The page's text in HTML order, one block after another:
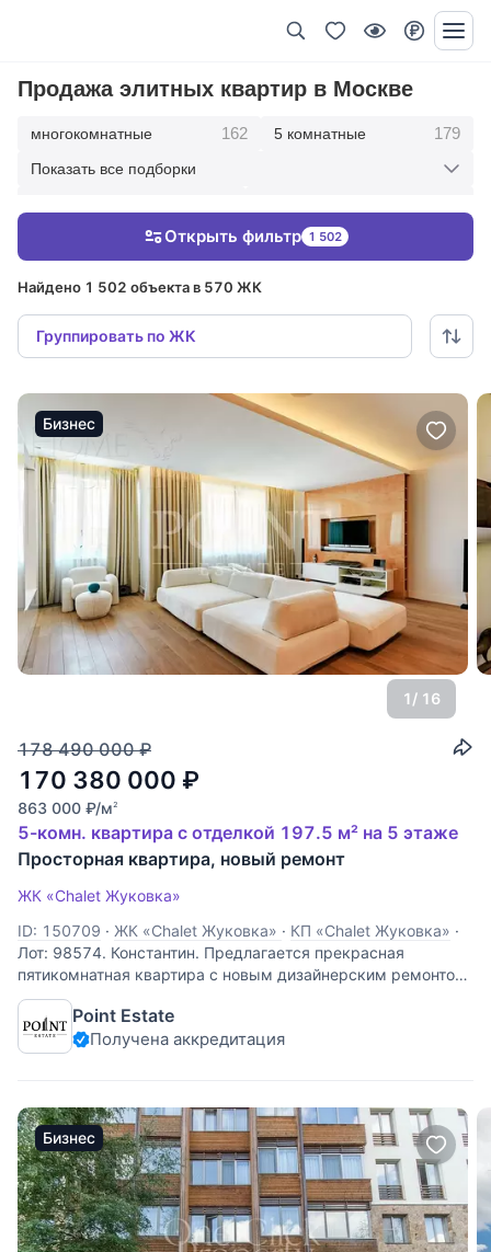
Продажа элитных квартир в Москве
многокомнатные 162 5 комнатные 179
209 1 комнатные
Показать все подборки
Найдено 1 502 объекта в 570 ЖК
Группировать по ЖК
Открыть фильтр 1 502
Бизнес
1/ 16
178 490 000 ₽
170 380 000 ₽
863 000 ₽/м2
5-комн. квартира с отделкой 197.5 м² на 5 этаже
Просторная квартира, новый ремонт
ЖК «Chalet Жуковка»
ID: 150709 · ЖК «Chalet Жуковка» · КП «Chalet Жуковка» ·
Лот: 98574. Константин. Предлагается прекрасная
пятикомнатная квартира с новым дизайнерским ремонтом
в ЖК "Жуковка Шале". Интегрирована система увлажнения
квартиры, система умный дом, установлены шторы с
электроприводом. Комфортная планировка:
Point Estate
Получена аккредитация
Бизнес